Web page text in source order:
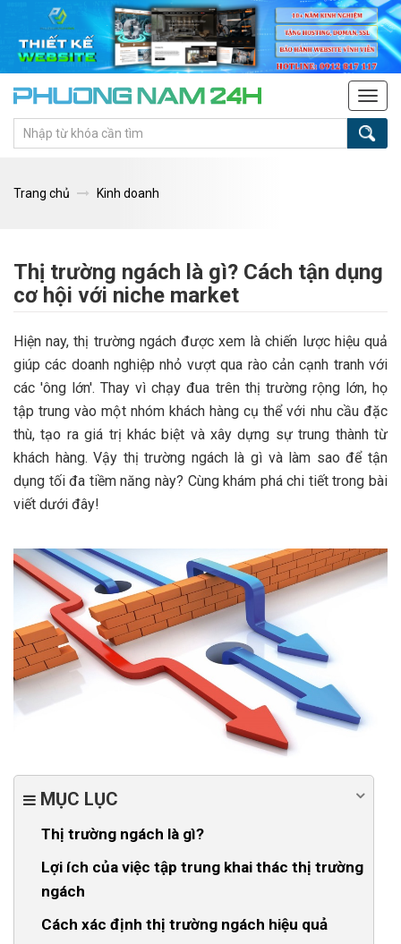
Trang chủ Kinh doanh
Thị trường ngách là gì? Cách tận dụng
cơ hội với niche market
Hiện nay, thị trường ngách được xem là chiến lược hiệu quả
giúp các doanh nghiệp nhỏ vượt qua rào cản cạnh tranh với
các 'ông lớn'. Thay vì chạy đua trên thị trường rộng lớn, họ
tập trung vào một nhóm khách hàng cụ thể với nhu cầu đặc
thù, tạo ra giá trị khác biệt và xây dựng sự trung thành từ
khách hàng. Vậy thị trường ngách là gì và làm sao để tận
dụng tối đa tiềm năng này? Cùng khám phá chi tiết trong bài
viết dưới đây!
MỤC LỤC
Thị trường ngách là gì?
Lợi ích của việc tập trung khai thác thị trường
ngách
Cách xác định thị trường ngách hiệu quả